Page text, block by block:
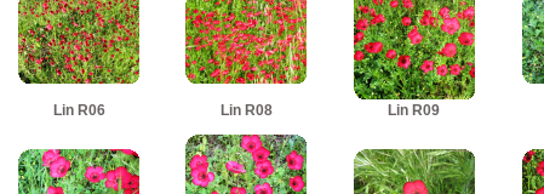
Lin R06 Lin R08 Lin R09